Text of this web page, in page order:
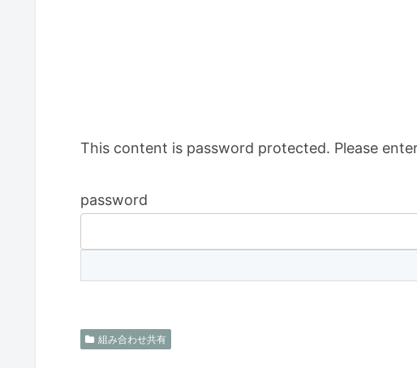
This content is password protected. Please
password
組み合わせ共有